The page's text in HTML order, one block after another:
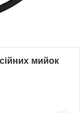
мийок